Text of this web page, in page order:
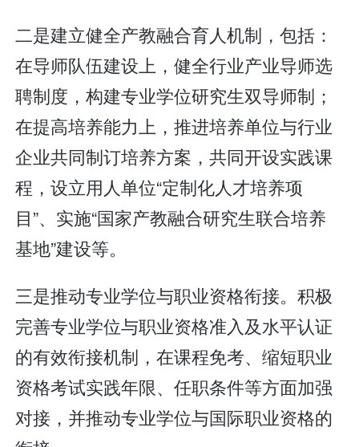
二是建立健全产教融合育人机制，包括：
在导师队伍建设上，健全行业产业导师选
聘制度，构建专业学位研究生双导师制；
在提高培养能力上，推进培养单位与行业
企业共同制订培养方案，共同开设实践课
程，设立用人单位“定制化人才培养项
目”、实施“国家产教融合研究生联合培养
基地”建设等。
三是推动专业学位与职业资格衔接。积极
完善专业学位与职业资格准入及水平认证
的有效衔接机制，在课程免考、缩短职业
资格考试实践年限、任职条件等方面加强
对接，并推动专业学位与国际职业资格的